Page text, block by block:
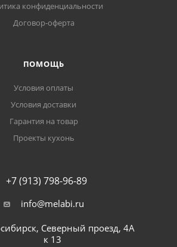
конфиденциальности
Договор-оферта
ПОМОЩЬ
Условия оплаты
Условия доставки
Гарантия на товар
Проекты кухонь
+7 (913) 798-96-89
info@melabi.ru
Северный проезд, 4А
к 13